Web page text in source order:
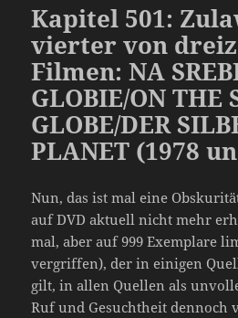
Kapitel 501:
vierter von
Filmen: NA
GLOBIE/ON THE
GLOBE/DER
PLANET (1978
Nun, das ist mal eine
auf DVD aktuell nicht mehr
mal, aber auf 999 Exemplare
vergriffen), der in einigen
gilt, in allen Quellen als
Ruf und Gesuchtheit dennoch